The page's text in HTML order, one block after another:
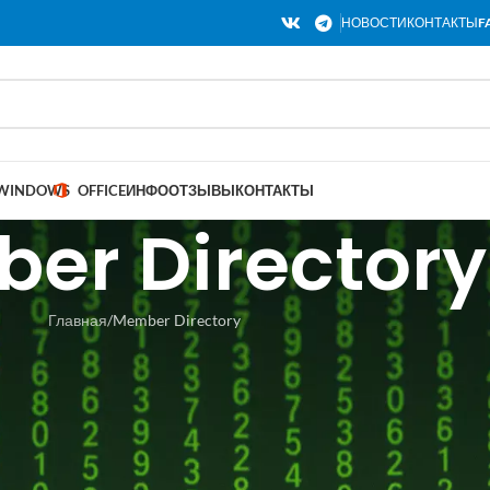
НОВОСТИКОНТАКТЫ
OFFICEИНФООТЗЫВЫКОНТАКТЫ
Directory
Главная Member Directory